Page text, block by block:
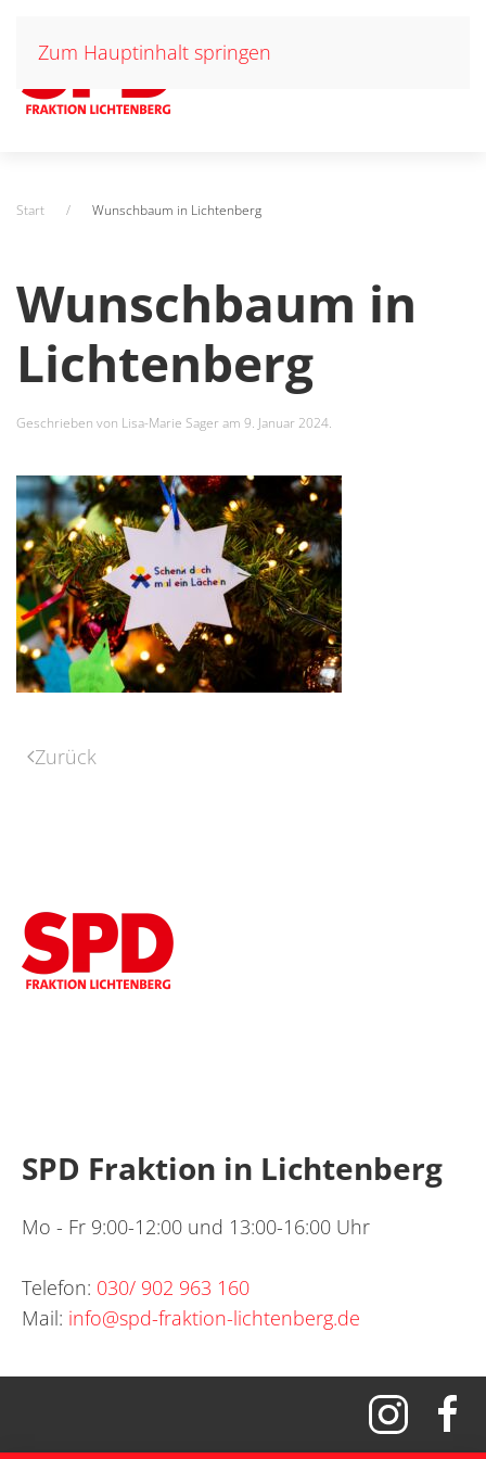
Zum Hauptinhalt springen
Start Wunschbaum in Lichtenberg
Wunschbaum in
Lichtenberg
Geschrieben von Lisa-Marie Sageram 9. Januar 2024.
Zurück
SPD Fraktion in Lichtenberg
Mo - Fr 9:00-12:00 und 13:00-16:00 Uhr
Telefon: 030/ 902 963 160
Mail: info@spd-fraktion-lichtenberg.de